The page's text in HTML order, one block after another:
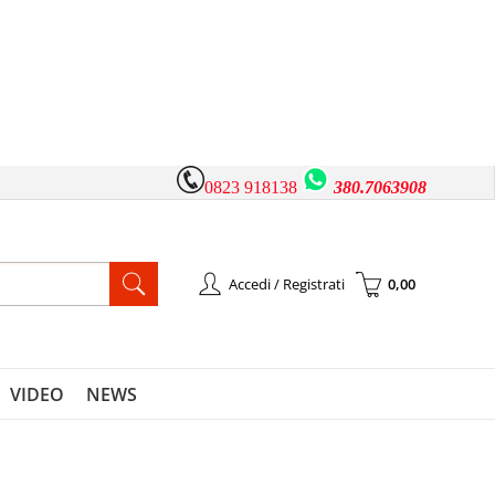
0823 918138 380.7063908
Accedi / Registrati
password e poi
"Accedi"
0,00
VIDEO NEWS